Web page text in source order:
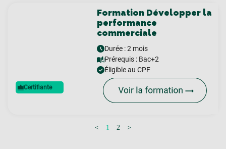
Certifiante
Formation Développer la
performance
commerciale
Durée : 2 mois
Prérequis : Bac+2
Éligible au CPF
< 1 2 >